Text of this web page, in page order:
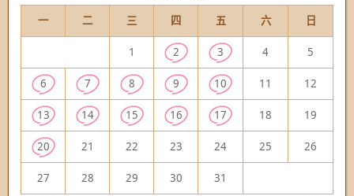
一
二 三 四 五 六 日
1 2 3 4 5
6 7 8 9 10 11 12
13 14 15 16 17 18 19
20 21 22 23 24 25 26
27 28 29 30 31